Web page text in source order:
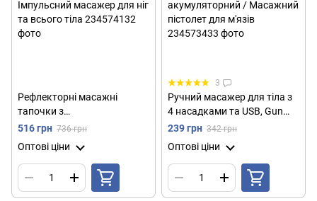
Рефлекторні масажні
тапочки з
міостимулятором, Digital
Імпульсний масажер для ніг
та всього тіла
516 грн 736 грн
Оптові ціни
3
Ручний масажер для тіла з
4 насадками та USB, Gun
Massager, Чорний /
акумуляторний / Масажний
пістолет для м'язів
239 грн 342 грн
Оптові ціни